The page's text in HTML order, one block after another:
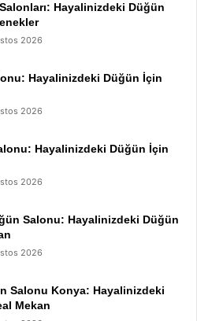
Hayalinizdeki Düğün
2026
Hayalinizdeki Düğün İçin
2026
Hayalinizdeki Düğün İçin
2026
Salonu: Hayalinizdeki Düğün
2026
Salonu Konya: Hayalinizdeki
Mekan